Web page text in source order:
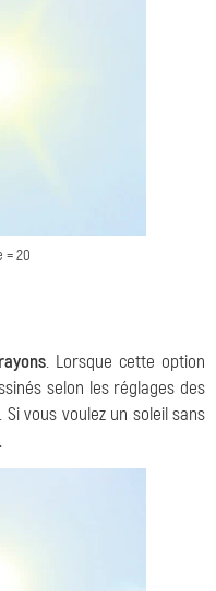
= 20
. Lorsque cette option
selon les réglages des
vous voulez un soleil sans